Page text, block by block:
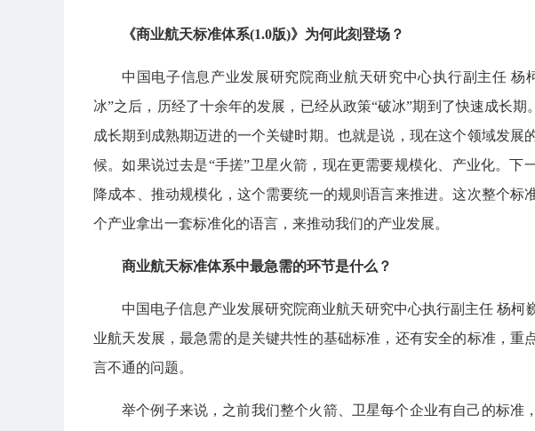
《商业航天标准体系(1.0版)》为何此刻登场？
中国电子信息产业发展研究院商业航天研究中心执行副主任 杨
冰”之后，历经了十余年的发展，已经从政策“破冰”期到了快速成长期
成长期到成熟期迈进的一个关键时期。也就是说，现在这个领域发展
候。如果说过去是“手搓”卫星火箭，现在更需要规模化、产业化。下
降成本、推动规模化，这个需要统一的规则语言来推进。这次整个标
个产业拿出一套标准化的语言，来推动我们的产业发展。
商业航天标准体系中最急需的环节是什么？
中国电子信息产业发展研究院商业航天研究中心执行副主任 杨柯
业航天发展，最急需的是关键共性的基础标准，还有安全的标准，重
言不通的问题。
举个例子来说，之前我们整个火箭、卫星每个企业有自己的标准